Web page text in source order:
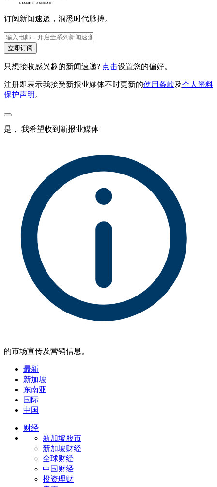
订阅新闻速递，洞悉时代脉搏。
立即订阅
只想接收感兴趣的新闻速递? 点击设置您的偏好。
注册即表示我接受新报业媒体不时更新的使用条款及个人资料
保护声明 。
是， 我希望收到新报业媒体
的市场宣传及营销信息。
最新
新加坡
东南亚
国际
中国
财经
新加坡股市
新加坡财经
全球财经
中国财经
投资理财